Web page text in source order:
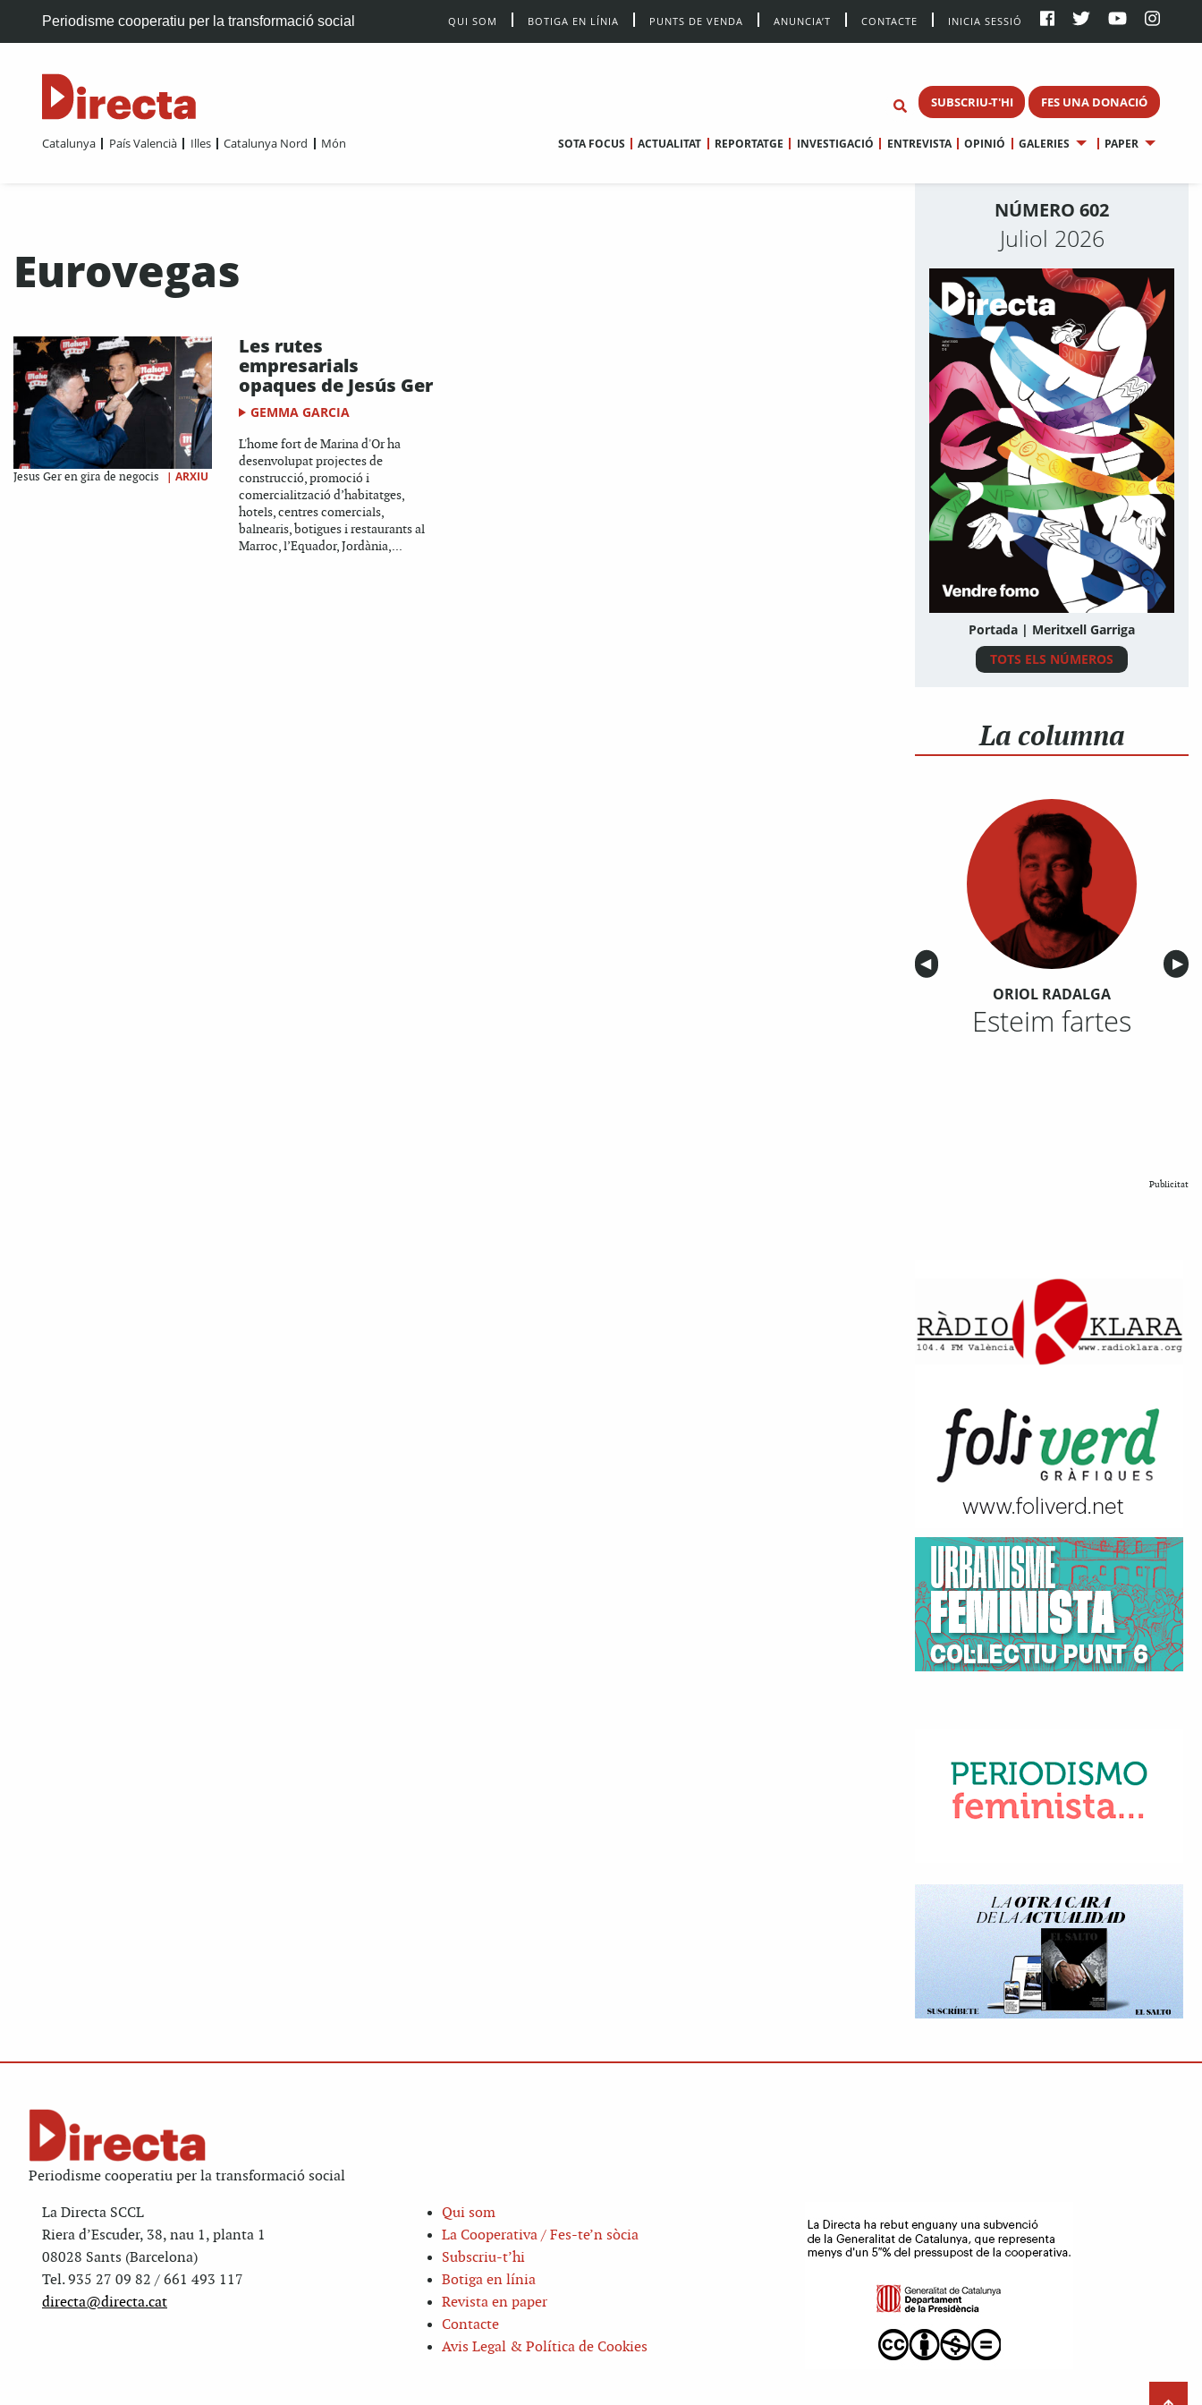
Periodisme cooperatiu per la transformació social QUI SOM BOTIGA EN LÍNIA PUNTS DE VENDA ANUNCIA’T CONTACTE INICIA SESSIÓ
SUBSCRIU-T'HI FES UNA DONACIÓ
Catalunya País Valencià Illes Catalunya Nord Món SOTA FOCUS ACTUALITAT REPORTATGE INVESTIGACIÓ ENTREVISTA OPINIÓ GALERIES PAPER
Eurovegas
Jesus Ger en gira de negocis | ARXIU
Les rutes
empresarials
opaques de Jesús Ger
GEMMA GARCIA
L'home fort de Marina d'Or ha
desenvolupat projectes de
construcció, promoció i
comercialització d’habitatges,
hotels, centres comercials,
balnearis, botigues i restaurants al
Marroc, l’Equador, Jordània,...
NÚMERO 602
Juliol 2026
Portada | Meritxell Garriga
TOTS ELS NÚMEROS
La columna
Anterior
◀︎ ▶︎
ORIOL RADALGA
Esteim fartes
Publicitat
Periodisme cooperatiu per la transformació social
La Directa SCCL
Riera d’Escuder, 38, nau 1, planta 1
08028 Sants (Barcelona)
Tel. 935 27 09 82 / 661 493 117
directa@directa.cat
Qui som
La Cooperativa / Fes-te’n sòcia
Subscriu-t’hi
Botiga en línia
Revista en paper
Contacte
Avis Legal & Política de Cookies